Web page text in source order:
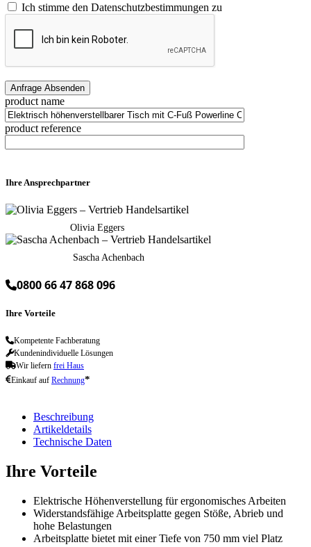
Ich stimme den Datenschutzbestimmungen zu
product name
product reference
Ihre Ansprechpartner
Olivia Eggers
Sascha Achenbach
0800 66 47 868 096
Ihre Vorteile
Kompetente Fachberatung
Kundenindividuelle Lösungen
Wir liefern frei Haus
Einkauf auf Rechnung*
Beschreibung
Artikeldetails
Technische Daten
Ihre Vorteile
Elektrische Höhenverstellung für ergonomisches Arbeiten
Widerstandsfähige Arbeitsplatte gegen Stöße, Abrieb und
hohe Belastungen
Arbeitsplatte bietet mit einer Tiefe von 750 mm viel Platz